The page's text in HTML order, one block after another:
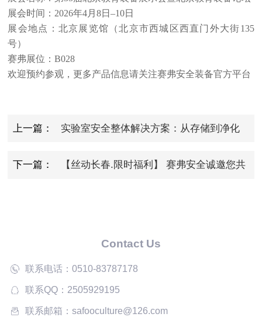
展会时间：2026年4月8日–10日
展会地点：北京展览馆（北京市西城区西直门外大街135
号）
赛弗展位：B028
欢迎预约参观，更多产品信息请关注赛弗安全装备官方平台
上一篇： 实验室安全整体解决方案：从存储到净化
下一篇： 【丝动长春.限时福利】 赛弗安全诚邀您共
Contact Us
联系电话：0510-83787178
联系QQ：2505929195
联系邮箱：safooculture@126.com